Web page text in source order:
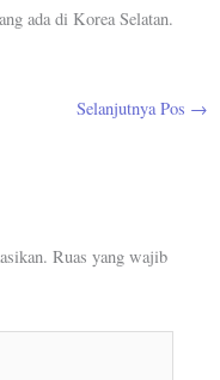
ada di Korea Selatan.
Selanjutnya Pos →
Ruas yang wajib